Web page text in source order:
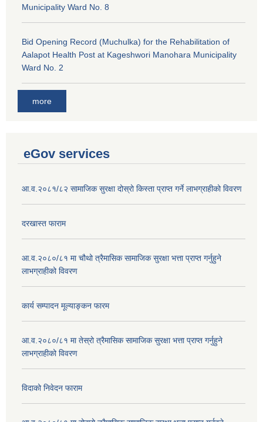
Municipality Ward No. 8
Bid Opening Record (Muchulka) for the Rehabilitation of
Aalapot Health Post at Kageshwori Manohara Municipality
Ward No. 2
more
eGov services
आ.व.२०८१/८२ सामाजिक सुरक्षा दोस्रो किस्ता प्राप्त गर्ने लाभग्राहीको विवरण
दरखास्त फाराम
आ.व.२०८०/८१ मा चौथो त्रैमासिक सामाजिक सुरक्षा भत्ता प्राप्त गर्नुहुने
लाभग्राहीको विवरण
कार्य सम्पादन मूल्याङ्कन फारम
आ.व.२०८०/८१ मा तेस्रो त्रैमासिक सामाजिक सुरक्षा भत्ता प्राप्त गर्नुहुने
लाभग्राहीको विवरण
विदाको निवेदन फाराम